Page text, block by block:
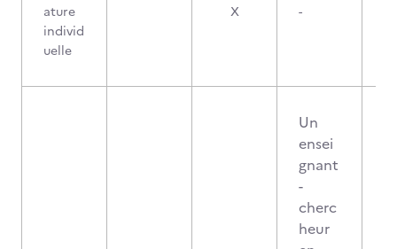
ature
individ
uelle
X -
Un
ensei
gnant
-
cherc
heur